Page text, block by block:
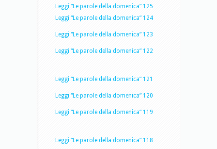
Leggi “Le parole della domenica” 125
Leggi “Le parole della domenica” 124
Leggi “Le parole della domenica” 123
Leggi “Le parole della domenica” 122
Leggi “Le parole della domenica” 121
Leggi “Le parole della domenica” 120
Leggi “Le parole della domenica” 119
Leggi “Le parole della domenica” 118